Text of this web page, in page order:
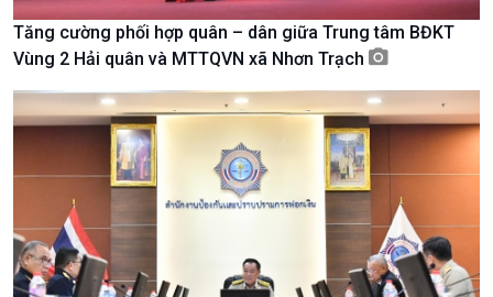
Kinh tế
Nông nghiệp & Biển đảo
Tăng cường phối hợp quân – dân giữa Trung tâm BĐKT
Vùng 2 Hải quân và MTTQVN xã Nhơn Trạch